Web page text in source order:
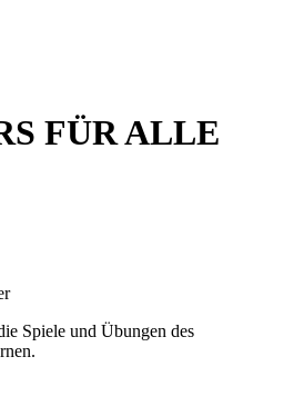
FÜR ALLE
Spiele und Übungen des